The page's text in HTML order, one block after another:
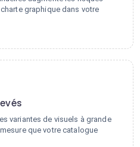
graphique dans votre
variantes de visuels à grande
que votre catalogue